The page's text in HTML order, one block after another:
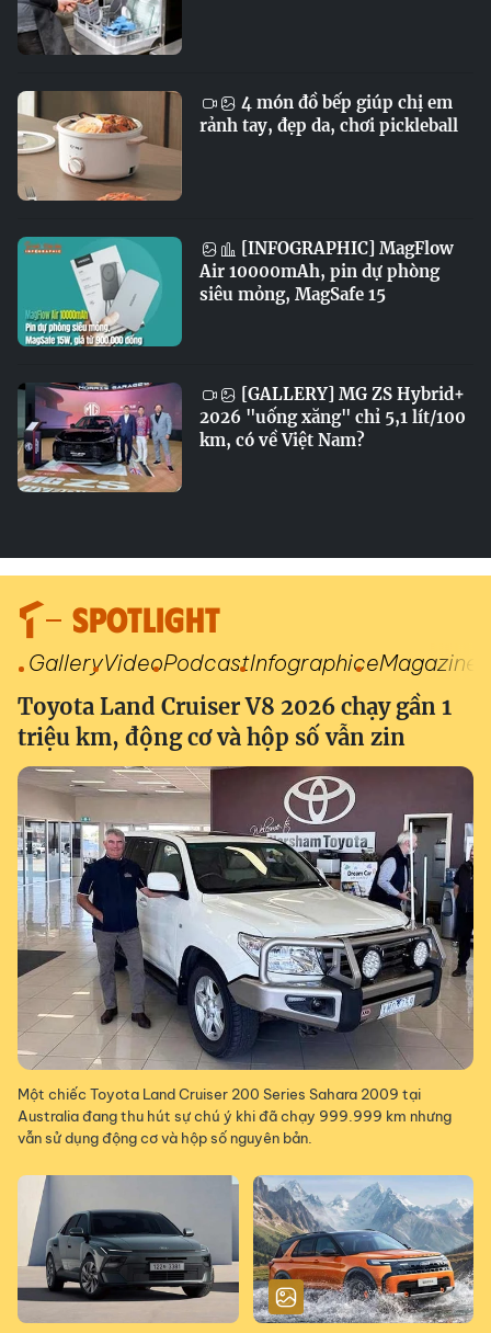
4 món đồ bếp giúp chị em
rảnh tay, đẹp da, chơi pickleball
[INFOGRAPHIC] MagFlow
Air 10000mAh, pin dự phòng
siêu mỏng, MagSafe 15
[GALLERY] MG ZS Hybrid+
2026 "uống xăng" chỉ 5,1 lít/100
km, có về Việt Nam?
SPOTLIGHT
GalleryVideoPodcastInfographiceMagazine
Toyota Land Cruiser V8 2026 chạy gần 1
triệu km, động cơ và hộp số vẫn zin
Một chiếc Toyota Land Cruiser 200 Series Sahara 2009 tại
Australia đang thu hút sự chú ý khi đã chạy 999.999 km nhưng
vẫn sử dụng động cơ và hộp số nguyên bản.